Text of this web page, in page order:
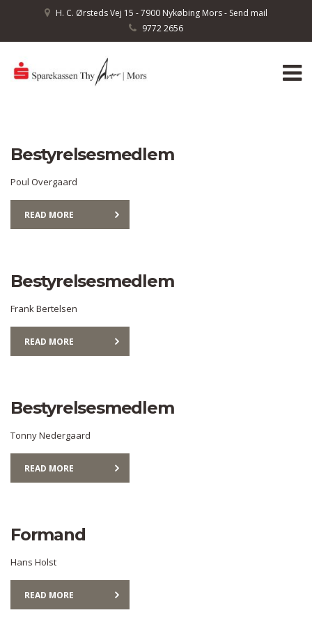
H. C. Ørsteds Vej 15 - 7900 Nykøbing Mors - Send mail
9772 2656
Bestyrelsesmedlem
Poul Overgaard
READ MORE
Bestyrelsesmedlem
Frank Bertelsen
READ MORE
Bestyrelsesmedlem
Tonny Nedergaard
READ MORE
Formand
Hans Holst
READ MORE